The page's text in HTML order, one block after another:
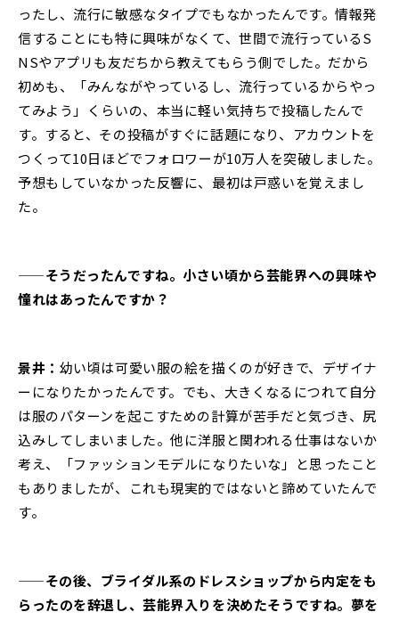
ったし、流行に敏感なタイプでもなかったんです。情報発
信することにも特に興味がなくて、世間で流行っているS
NSやアプリも友だちから教えてもらう側でした。だから
初めも、「みんながやっているし、流行っているからやっ
てみよう」くらいの、本当に軽い気持ちで投稿したんで
す。すると、その投稿がすぐに話題になり、アカウントを
つくって10日ほどでフォロワーが10万人を突破しました。
予想もしていなかった反響に、最初は戸惑いを覚えまし
た。
——そうだったんですね。小さい頃から芸能界への興味や
憧れはあったんですか？
景井： 幼い頃は可愛い服の絵を描くのが好きで、デザイナ
ーになりたかったんです。でも、大きくなるにつれて自分
は服のパターンを起こすための計算が苦手だと気づき、尻
込みしてしまいました。他に洋服と関われる仕事はないか
考え、「ファッションモデルになりたいな」と思ったこと
もありましたが、これも現実的ではないと諦めていたんで
す。
——その後、ブライダル系のドレスショップから内定をも
らったのを辞退し、芸能界入りを決めたそうですね。夢を